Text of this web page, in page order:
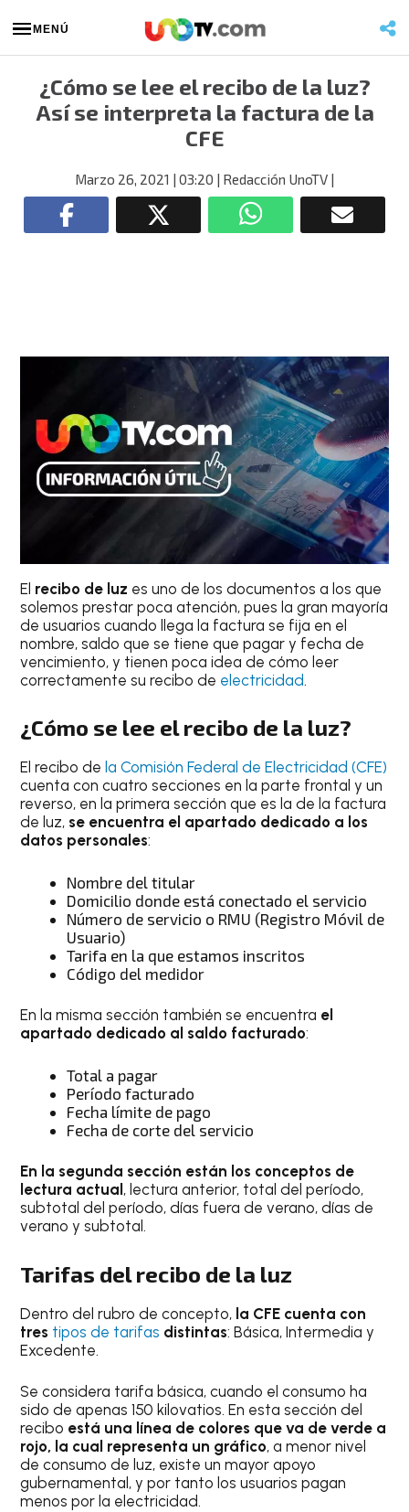
MENÚ
¿Cómo se lee el recibo de la luz?
Así se interpreta la factura de la
CFE
Marzo 26, 2021 | 03:20 | Redacción UnoTV |
El recibo de luz es uno de los documentos a los que
solemos prestar poca atención, pues la gran mayoría
de usuarios cuando llega la factura se fija en el
nombre, saldo que se tiene que pagar y fecha de
vencimiento, y tienen poca idea de cómo leer
correctamente su recibo de electricidad.
¿Cómo se lee el recibo de la luz?
El recibo de la Comisión Federal de Electricidad (CFE)
cuenta con cuatro secciones en la parte frontal y un
reverso, en la primera sección que es la de la factura
de luz, se encuentra el apartado dedicado a los
datos personales:
Nombre del titular
Domicilio donde está conectado el servicio
Número de servicio o RMU (Registro Móvil de
Usuario)
Tarifa en la que estamos inscritos
Código del medidor
En la misma sección también se encuentra el
apartado dedicado al saldo facturado:
Total a pagar
Período facturado
Fecha límite de pago
Fecha de corte del servicio
En la segunda sección están los conceptos de
lectura actual , lectura anterior, total del período,
subtotal del período, días fuera de verano, días de
verano y subtotal.
Tarifas del recibo de la luz
Dentro del rubro de concepto, la CFE cuenta con
tres tipos de tarifas distintas: Básica, Intermedia y
Excedente.
Se considera tarifa básica, cuando el consumo ha
sido de apenas 150 kilovatios. En esta sección del
recibo está una línea de colores que va de verde a
rojo, la cual representa un gráfico, a menor nivel
de consumo de luz, existe un mayor apoyo
gubernamental, y por tanto los usuarios pagan
menos por la electricidad.